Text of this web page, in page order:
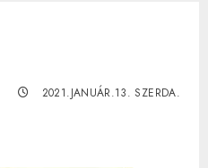
2021.JANUÁR.13. SZERDA.